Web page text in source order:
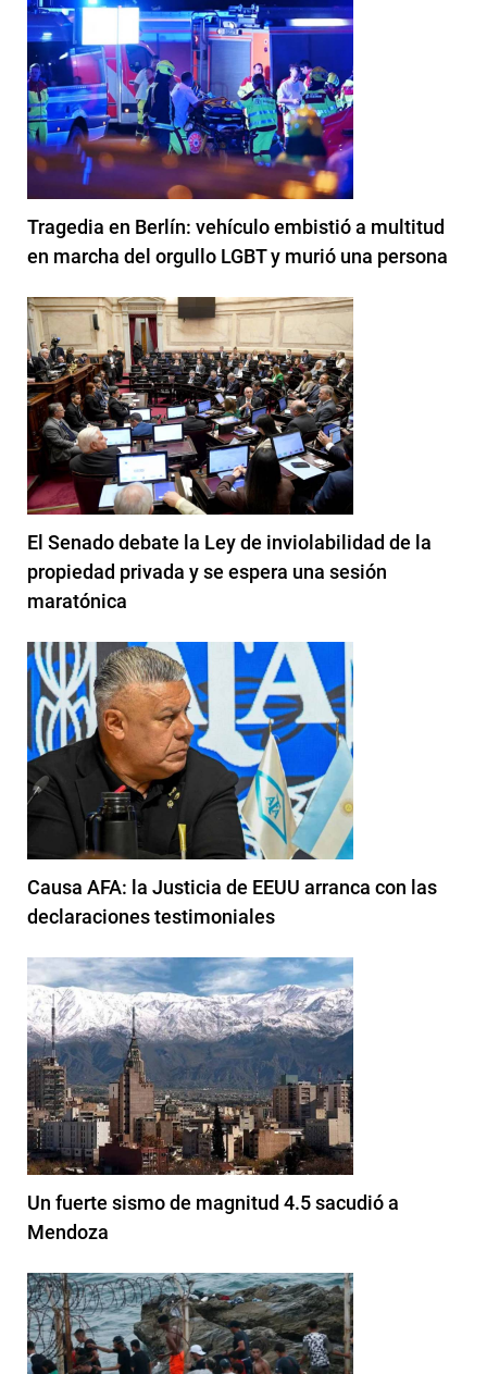
Tragedia en Berlín: vehículo embistió a multitud
en marcha del orgullo LGBT y murió una persona
El Senado debate la Ley de inviolabilidad de la
propiedad privada y se espera una sesión
maratónica
Causa AFA: la Justicia de EEUU arranca con las
declaraciones testimoniales
Un fuerte sismo de magnitud 4.5 sacudió a
Mendoza